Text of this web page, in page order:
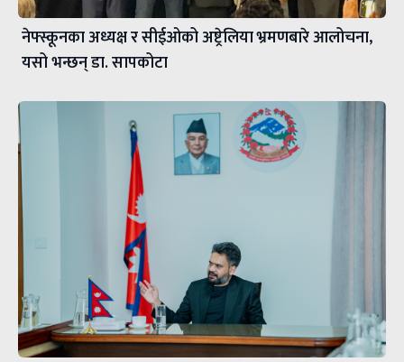
नेफ्स्कूनका अध्यक्ष र सीईओको अष्ट्रेलिया भ्रमणबारे आलोचना,
यसो भन्छन् डा‍. सापकोटा